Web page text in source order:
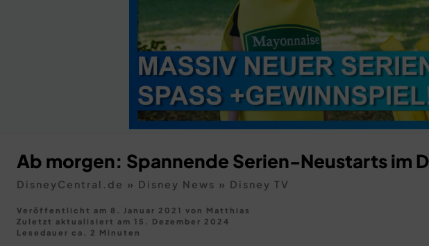
Ab morgen: Spannende Serien-Neustarts im
DisneyCentral.de » Disney News » Disney TV
Veröffentlicht am 8. Januar 2021 von Matthias
Zuletzt aktualisiert am 15. Dezember 2024
Lesedauer ca. 2 Minuten